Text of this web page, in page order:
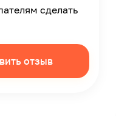
сделать
отзыв